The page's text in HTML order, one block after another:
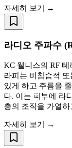
자세히 보기 →
라디오 주파수
KC 웰니스의 RF 테
라피는 비침습적
있게 하고 주름을
다. 이는 피부에 라
층의 조직을 가열하
자세히 보기 →